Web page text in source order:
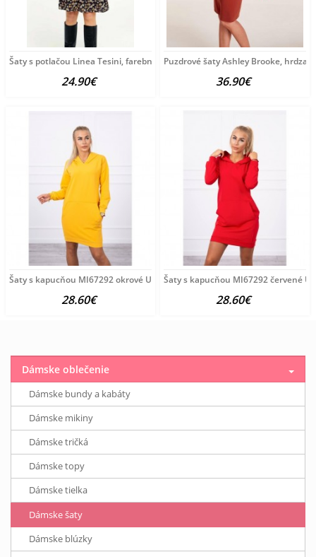
Šaty s potlačou Linea Tesini, farebné
24.90€
Puzdrové šaty Ashley Brooke,
36.90€
Šaty s kapucňou MI67292 okrové Univerzálna Okrová
28.60€
Šaty s kapucňou MI67292 červené
28.60€
Dámske oblečenie
Dámske bundy a kabáty
Dámske mikiny
Dámske tričká
Dámske topy
Dámske tielka
Dámske šaty
Dámske blúzky